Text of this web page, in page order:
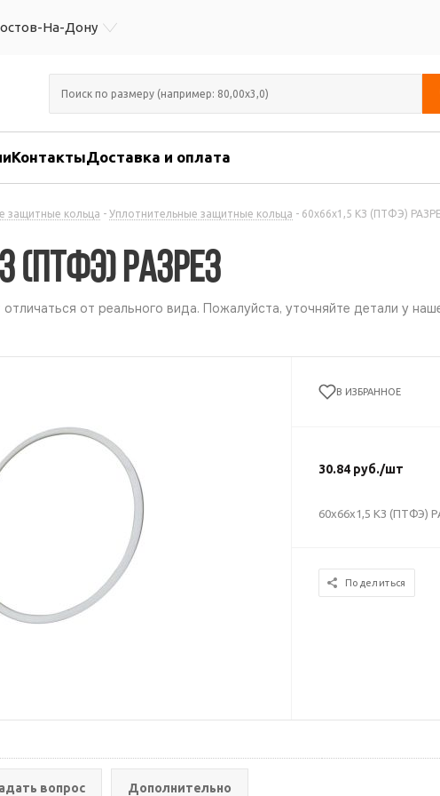
На-Дону
КонтактыДоставка и оплата
защитные кольца - Уплотнительные защитные кольца - 60х66х1,5 КЗ (ПТФЭ)
(ПТФЭ) РАЗРЕЗ
от реального вида. Пожалуйста, уточняйте детали у
В ИЗБРАННОЕ
30.84руб./шт
60х66х1,5 КЗ (ПТФЭ)
Поделиться
вопрос Дополнительно